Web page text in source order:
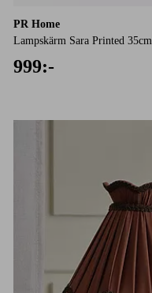
PR Home
Lampskärm Sara Printed 35cm
999:-
till i favoriter